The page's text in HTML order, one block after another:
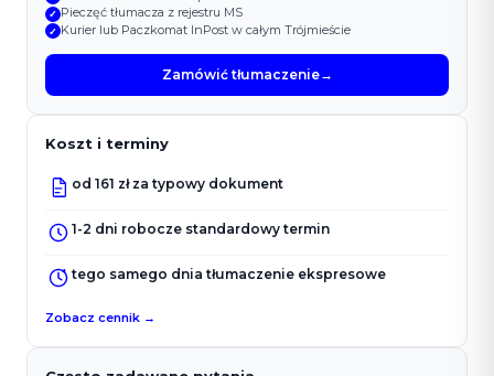
✓ Pieczęć tłumacza z rejestru MS
✓ Kurier lub Paczkomat InPost w całym Trójmieście
Zamówić tłumaczenie→
Koszt i terminy
od 161 zł za typowy dokument
1-2 dni robocze standardowy termin
tego samego dnia tłumaczenie ekspresowe
Zobacz cennik →